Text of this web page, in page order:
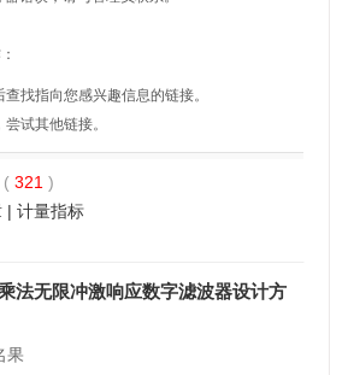
查找指向您感兴趣信息的链接。
尝试其他链接。
( 321 )
| 计量指标
法无限冲激响应数字滤波器设计方
果